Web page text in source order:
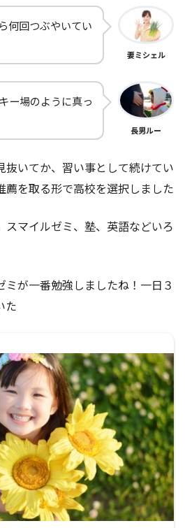
何回つぶやいてい
妻ミシェル
ー場のように真っ
長男ルー
抜いてか、習い事として続けてい
薦を取る形で高校を選択しました
スマイルゼミ、塾、英語などいろ
が一番勉強しましたね！一日３
た